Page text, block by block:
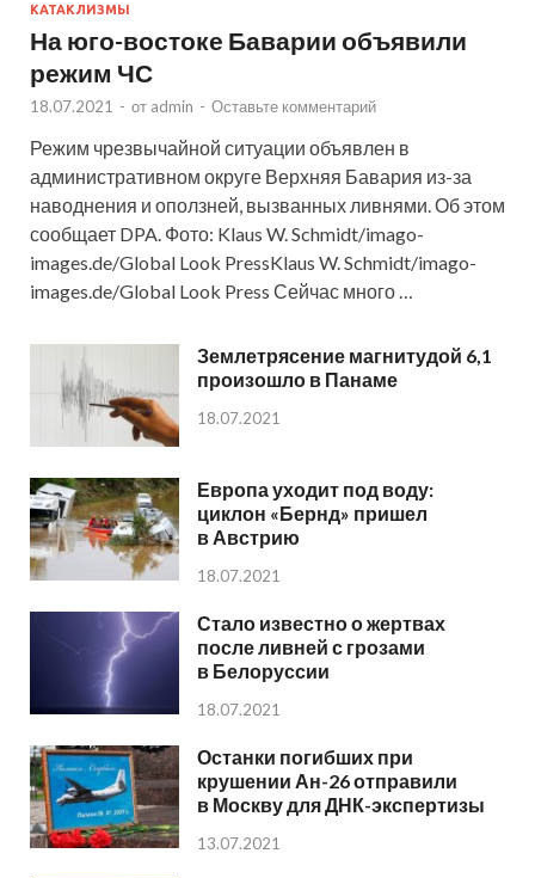
КАТАКЛИЗМЫ
На юго-востоке Баварии объявили
режим ЧС
18.07.2021 - от admin - Оставьте комментарий
Режим чрезвычайной ситуации объявлен в
административном округе Верхняя Бавария из-за
наводнения и оползней, вызванных ливнями. Об этом
сообщает DPA. Фото: Klaus W. Schmidt/imago-
images.de/Global Look PressKlaus W. Schmidt/imago-
images.de/Global Look Press Сейчас много …
Землетрясение магнитудой 6,1
произошло в Панаме
18.07.2021
Европа уходит под воду:
циклон «Бернд» пришел
в Австрию
18.07.2021
Стало известно о жертвах
после ливней с грозами
в Белоруссии
18.07.2021
Останки погибших при
крушении Ан-26 отправили
в Москву для ДНК-экспертизы
13.07.2021